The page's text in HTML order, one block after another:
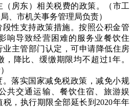
房东）相关税费的政策。（市工
、市机关事务管理局负责）
段性支持政策措施。按照公积金管
响导致经营困难的服务业餐饮住
主管部门认定，可申请降低住房
降比、缓缴期限均不超过1年。
。落实国家减免税政策，减免小规
共交通运输、餐饮住宿、旅游娱
，执行期限全部延长到2020年年